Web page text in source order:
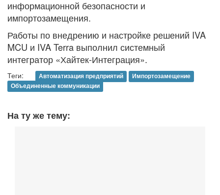
информационной безопасности и
импортозамещения.
Работы по внедрению и настройке решений IVA
MCU и IVA Terra выполнил системный
интегратор «Хайтек-Интеграция».
Теги: Автоматизация предприятий
Импортозамещение
Объединенные коммуникации
На ту же тему: